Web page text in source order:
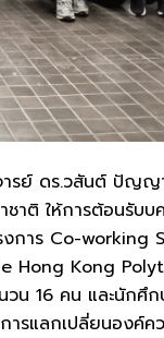
ารย์ ดร.วสันต์ ปั
าติ ให้การต้อนรับ
งการ Co-
Hong Kong
น 16 คน และนักศึ
รแลกเปลี่ยนองค์ค